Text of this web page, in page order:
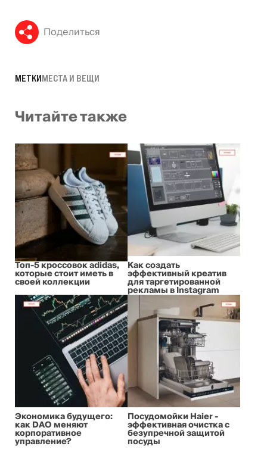
Поделиться
МЕТКИМЕСТА И ВЕЩИ
Читайте также
Топ-5 кроссовок adidas,
которые стоит иметь в
своей коллекции
Как создать
эффективный креатив
для таргетированной
рекламы в Instagram
Экономика будущего:
как DAO меняют
корпоративное
управление?
Посудомойки Haier -
эффективная очистка с
безупречной защитой
посуды